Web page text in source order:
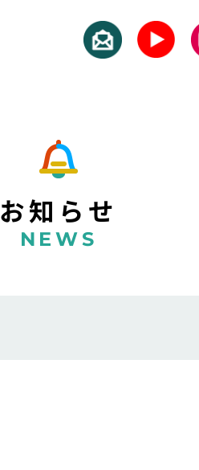
お知らせ
NEWS